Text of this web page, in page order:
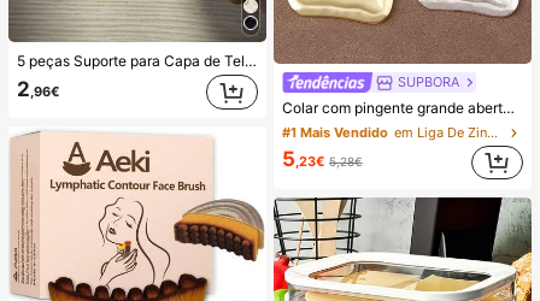
5 peças Suporte para Capa de Telemóvel com Ventosa de Silicone, Suporte de Ventosa para Telemóvel, Suporte Adesivo para Telemóvel, Suporte Adesivo para Telemóvel (Antes de utilizar, limpe cuidadosamente a superfície para garantir que está limpa e plana. Aguarde 30 minutos após colar para utilizar), Essencial
2 ,96€
SUPBORA
Colar com pingente grande aberto em estilo boêmio, em prata/dourado fosco (1 peça).
#1 Mais Vendido em Liga De Zinco Colares Pingentes Femininos
5,23€ 5,28€